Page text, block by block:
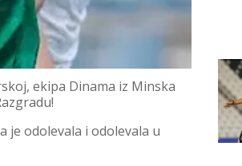
ekipa Dinama iz Minska
je odolevala i odolevala u